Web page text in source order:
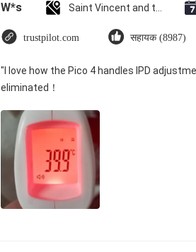
W*s
trustpilot.com सहायक (8987)
"I love how the Pico 4 handles IPD
eliminated！